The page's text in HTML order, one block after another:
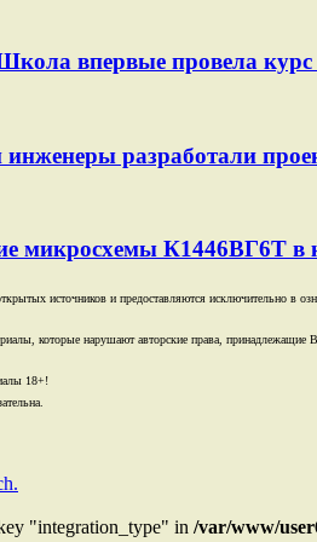
впервые провела курс
разработали
микросхемы К1446ВГ6Т в
источников и предоставляются исключительно в
которые нарушают авторские права,
18+!
"integration_type" in /var/www/